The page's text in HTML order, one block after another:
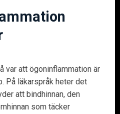
var att ögoninflammation är
På läkarspråk heter det
att bindhinnan, den
som täcker